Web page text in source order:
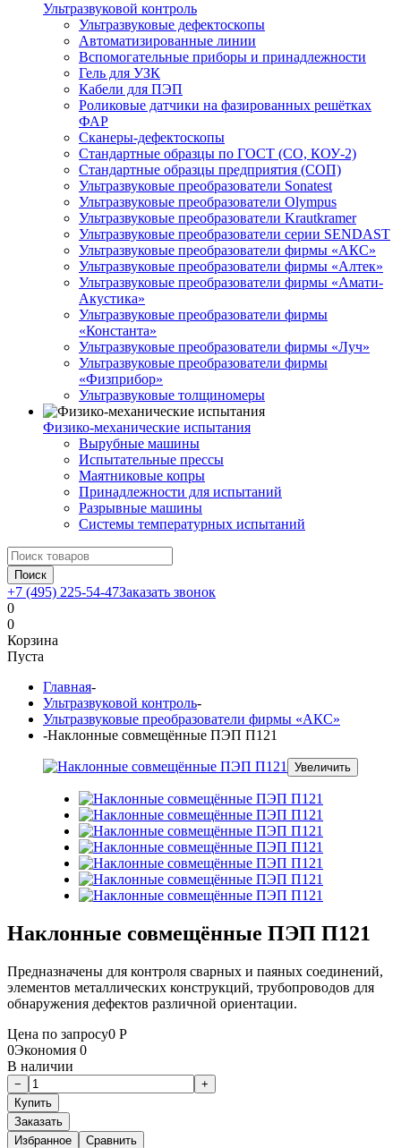
Ультразвуковой контроль
Ультразвуковые дефектоскопы
Автоматизированные линии
Вспомогательные приборы и принадлежности
Гель для УЗК
Кабели для ПЭП
Роликовые датчики на фазированных решётках
ФАР
Сканеры-дефектоскопы
Стандартные образцы по ГОСТ (СО, КОУ-2)
Стандартные образцы предприятия (СОП)
Ультразвуковые преобразователи Sonatest
Ультразвуковые преобразователи Olympus
Ультразвуковые преобразователи Krautkramer
Ультразвуковые преобразователи серии SENDAST
Ультразвуковые преобразователи фирмы «АКС»
Ультразвуковые преобразователи фирмы «Алтек»
Ультразвуковые преобразователи фирмы «Амати-
Акустика»
Ультразвуковые преобразователи фирмы
«Константа»
Ультразвуковые преобразователи фирмы «Луч»
Ультразвуковые преобразователи фирмы
«Физприбор»
Ультразвуковые толщиномеры
Физико-механические испытания
Вырубные машины
Испытательные прессы
Маятниковые копры
Принадлежности для испытаний
Разрывные машины
Системы температурных испытаний
Поиск
+7 (495) 225-54-47Заказать звонок
0
0
Корзина
Пуста
Главная-
Ультразвуковой контроль-
Ультразвуковые преобразователи фирмы «АКС»
-Наклонные совмещённые ПЭП П121
Увеличить
Наклонные совмещённые ПЭП П121
Предназначены для контроля сварных и паяных соединений,
элементов металлических конструкций, трубопроводов для
обнаружения дефектов различной ориентации.
Цена по запросу0 Р
0Экономия 0
В наличии
Заказать
Избранное
Сравнить